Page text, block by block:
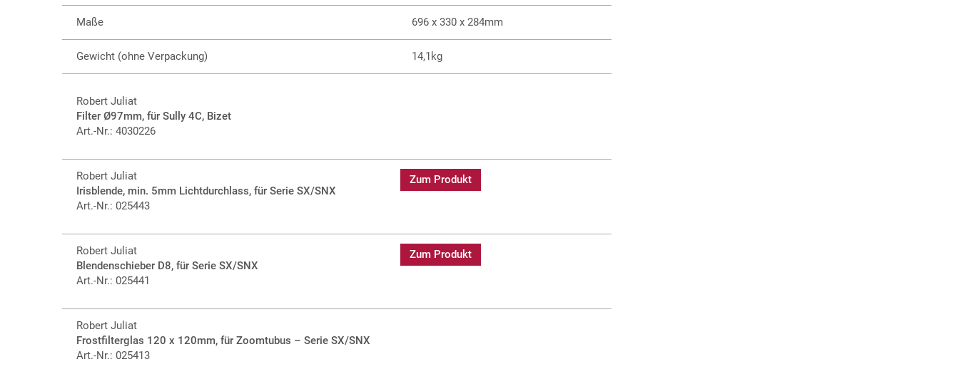
Maße 696 x 330 x 284mm
Gewicht (ohne Verpackung) 14,1kg
Robert Juliat
Filter Ø97mm, für Sully 4C, Bizet
Art.-Nr.: 4030226
Robert Juliat
Irisblende, min. 5mm Lichtdurchlass, für Serie SX/SNX
Art.-Nr.: 025443
Zum Produkt
Robert Juliat
Blendenschieber D8, für Serie SX/SNX
Art.-Nr.: 025441
Zum Produkt
Robert Juliat
Frostfilterglas 120 x 120mm, für Zoomtubus – Serie SX/SNX
Art.-Nr.: 025413